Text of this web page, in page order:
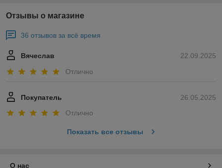
Отзывы о магазине
36 отзывов за всё время
22.09.2025
Вячеслав
Отлично
26.05.2025
Покупатель
Отлично
Показать все отзывы
О нас